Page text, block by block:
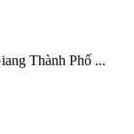
Thành Phố ...